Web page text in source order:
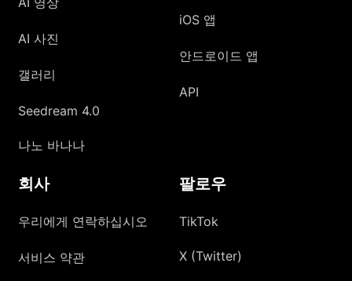
AI 사진
갤러리
Seedream 4.0
나노 바나나
iOS 앱
안드로이드 앱
API
회사
우리에게 연락하십시오
서비스 약관
팔로우
TikTok
X (Twitter)